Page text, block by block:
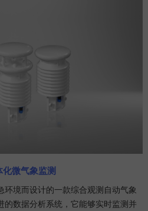
化微气象监测
境而设计的一款综合观测自动气象
的数据分析系统，它能够实时监测并